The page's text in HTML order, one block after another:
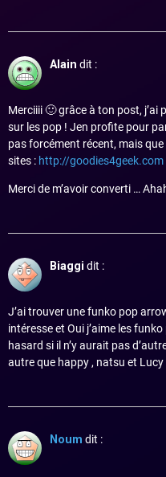
Alain dit :
Merciiii 🙂 grâce à ton post,
sur les pop ! Jen profite pour
pas forcément récent, mais
sites : http://goodies4geek.com
Merci de m’avoir converti …
Biaggi dit :
J’ai trouver une funko pop
intéresse et Oui j’aime les
hasard si il n’y aurait pas
autre que happy , natsu et Lucy
Noum dit :